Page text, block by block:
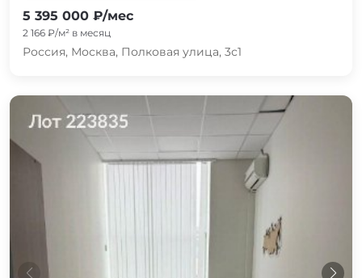
5 395 000 ₽/мес
2 166 ₽/м² в месяц
Россия, Москва, Полковая улица, 3с1